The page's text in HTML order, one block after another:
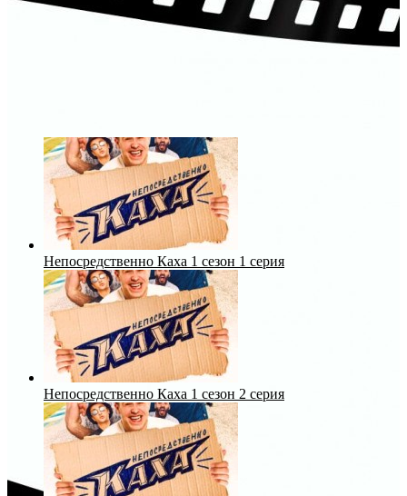
Непосредственно Каха 1 сезон 1 серия
Непосредственно Каха 1 сезон 2 серия